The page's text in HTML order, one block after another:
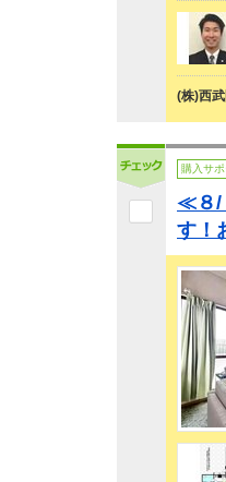
(株)西
購入サ
≪８/
す！